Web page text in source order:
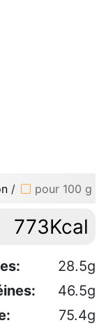
/ pour 100 g
773Kcal
28.5g
46.5g
75.4g